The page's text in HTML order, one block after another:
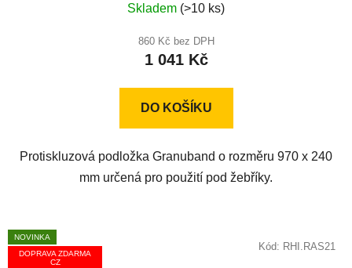
hodnocení
produktu
je
z
Skladem (>10 ks)
860 Kč bez DPH
1 041 Kč
DO KOŠÍKU
Protiskluzová podložka Granuband o rozměru 970 x 240
mm určená pro použití pod žebříky.
NOVINKA
DOPRAVA ZDARMA
CZ
Kód: RHI.RAS21